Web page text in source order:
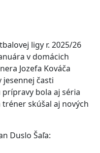
ligy r. 2025/26
v domácich
Jozefa Kováča
jesennej časti
bola aj séria
skúšal aj nových
Duslo Šaľa: